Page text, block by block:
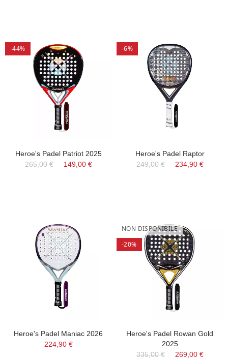
-44%
Heroe's Padel Patriot 2025
265,00 €
149,00 €
-6%
Heroe's Padel Raptor
249,00 €
234,90 €
Heroe's Padel Maniac 2026
224,90 €
NON DISPONIBILE
-20%
Heroe's Padel Rowan Gold
2025
335,00 €
269,00 €